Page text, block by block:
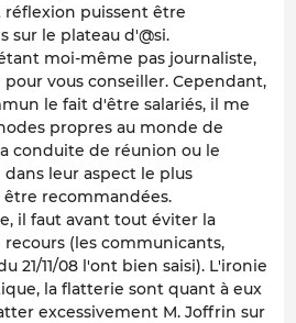
puissent être
sur le plateau d'@si.
moi-même pas journaliste,
vous conseiller. Cependant,
le fait d'être salariés, il me
propres au monde de
conduite de réunion ou le
leur aspect le plus
recommandées.
il faut avant tout éviter la
(les communicants,
21/11/08 l'ont bien saisi). L'ironie
la flatterie sont quant à eux
excessivement M. Joffrin sur